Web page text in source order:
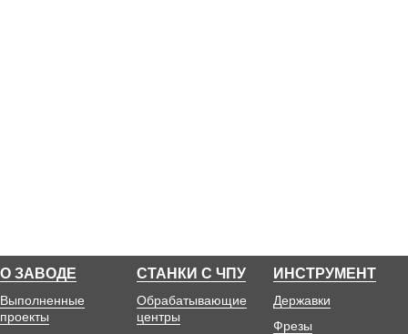
О ЗАВОДЕ
Выполненные
проекты
СТАНКИ С ЧПУ
Обрабатывающие
центры
ИНСТРУМЕНТ
Державки
Фрезы